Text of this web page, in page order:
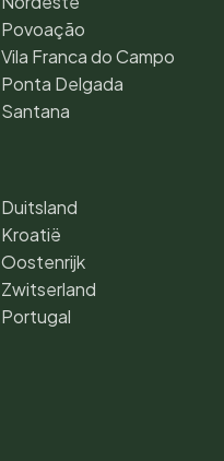
Povoação
Vila Franca do Campo
Ponta Delgada
Santana
Duitsland
Kroatië
Oostenrijk
Zwitserland
Portugal